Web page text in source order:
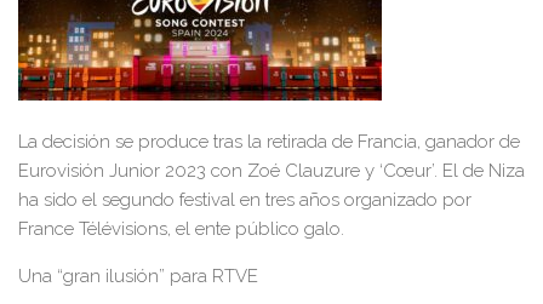
La decisión se produce tras la retirada de Francia, ganador de
Eurovisión Junior 2023 con Zoé Clauzure y ‘Cœur’. El de Niza
ha sido el segundo festival en tres años organizado por
France Télévisions, el ente público galo.
Una “gran ilusión” para RTVE